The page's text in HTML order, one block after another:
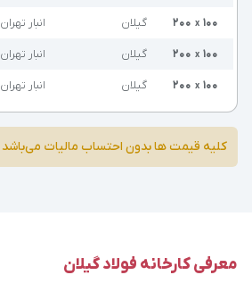
۱۰۰ x ۲۰۰ گیلان انبار تهران
۱۰۰ x ۲۰۰ گیلان انبار تهران
۱۰۰ x ۲۰۰ گیلان انبار تهران
کلیه قیمت ها بدون احتساب مالیات می‌باشد
معرفی کارخانه فولاد گیلان